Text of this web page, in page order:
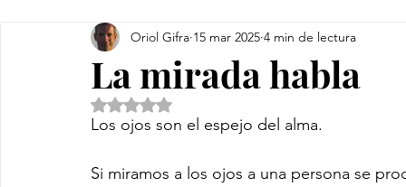
La mirada habla
Oriol Gifra 15 mar 2025 4 min de lectura
Obtuvo NaN de 5 estrellas.
Los ojos son el espejo del alma.
Si miramos a los ojos a una persona se